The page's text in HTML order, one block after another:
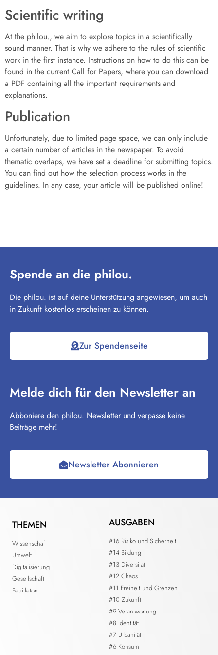
Scientific writing
At the philou., we aim to explore topics in a scientifically
sound manner. That is why we adhere to the rules of scientific
work in the first instance. Instructions on how to do this can be
found in the current Call for Papers, where you can download
a PDF containing all the important requirements and
explanations.
Publication
Unfortunately, due to limited page space, we can only include
a certain number of articles in the newspaper. To avoid
thematic overlaps, we have set a deadline for submitting topics.
You can find out how the selection process works in the
guidelines. In any case, your article will be published online!
Spende an die philou.
Die philou. ist auf deine Unterstützung angewiesen, um auch
in Zukunft kostenlos erscheinen zu können.
Zur Spendenseite
Melde dich für den Newsletter an
Abboniere den philou. Newsletter und verpasse keine
Beiträge mehr!
Newsletter Abonnieren
THEMEN
Wissenschaft
Umwelt
Digitalisierung
Gesellschaft
Feuilleton
AUSGABEN
#16 Risiko und Sicherheit
#14 Bildung
#13 Diversität
#12 Chaos
#11 Freiheit und Grenzen
#10 Zukunft
#9 Verantwortung
#8 Identität
#7 Urbanität
#6 Konsum